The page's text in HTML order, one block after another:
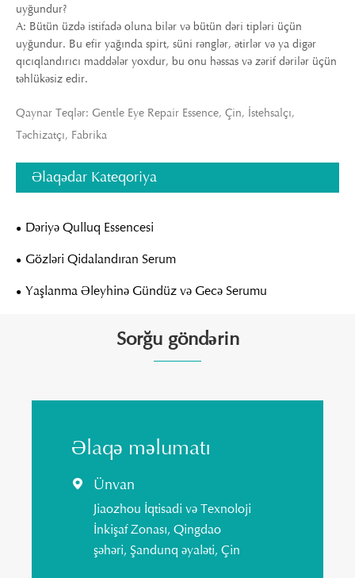
uyğundur?
A: Bütün üzdə istifadə oluna bilər və bütün dəri tipləri üçün
uyğundur. Bu efir yağında spirt, süni rənglər, ətirlər və ya digər
qıcıqlandırıcı maddələr yoxdur, bu onu həssas və zərif dərilər üçün
təhlükəsiz edir.
Qaynar Teqlər: Gentle Eye Repair Essence, Çin, İstehsalçı,
Təchizatçı, Fabrika
Əlaqədar Kateqoriya
Dəriyə Qulluq Essencesi
Gözləri Qidalandıran Serum
Yaşlanma Əleyhinə Gündüz və Gecə Serumu
Sorğu göndərin
Əlaqə məlumatı
 Ünvan
Jiaozhou İqtisadi və Texnoloji
İnkişaf Zonası, Qingdao
şəhəri, Şandunq əyaləti, Çin